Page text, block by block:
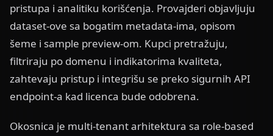
pristupa i analitiku korišćenja. Provajderi objavljuju
dataset-ove sa bogatim metadata-ima, opisom
šeme i sample preview-om. Kupci pretražuju,
filtriraju po domenu i indikatorima kvaliteta,
zahtevaju pristup i integrišu se preko sigurnih API
endpoint-a kad licenca bude odobrena.
Okosnica je multi-tenant arhitektura sa role-based